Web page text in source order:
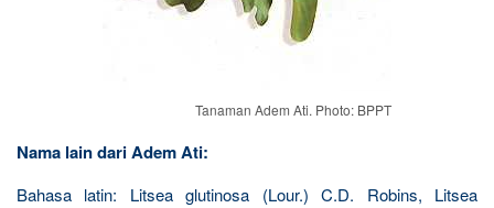
Tanaman Adem Ati. Photo: BPPT
Nama lain dari Adem Ati:
Bahasa latin: Litsea glutinosa (Lour.) C.D. Robins, Litsea